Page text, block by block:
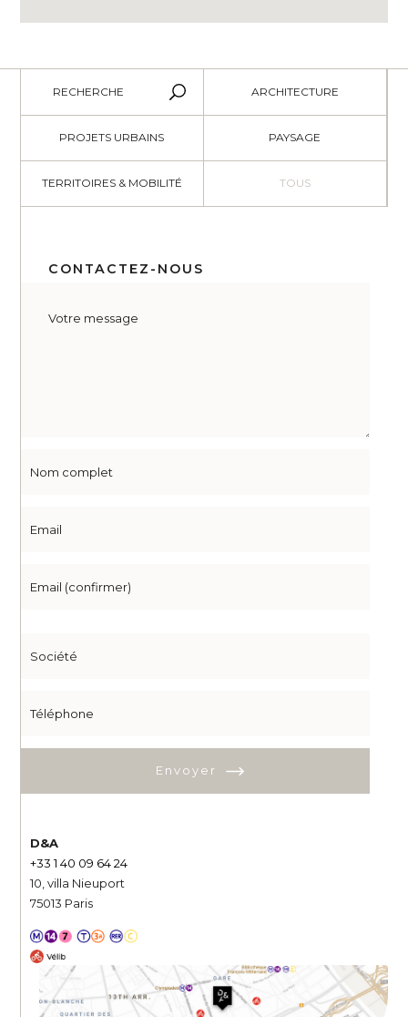
RECHERCHE ARCHITECTURE
PROJETS URBAINS PAYSAGE
TERRITOIRES & MOBILITÉ TOUS
CONTACTEZ-NOUS
Envoyer
D&A
+33 1 40 09 64 24
10, villa Nieuport
75013 Paris